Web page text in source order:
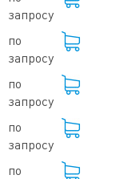
запросу
по
запросу
по
запросу
по
запросу
по